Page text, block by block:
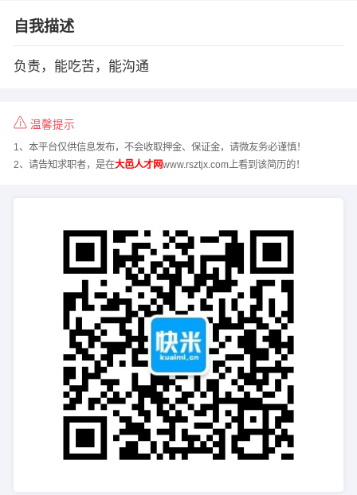
自我描述
负责，能吃苦，能沟通
温馨提示
1、本平台仅供信息发布，不会收取押金、保证金，请微友务必谨慎！
2、请告知求职者，是在大邑人才网www.rsztjx.com上看到该简历的！